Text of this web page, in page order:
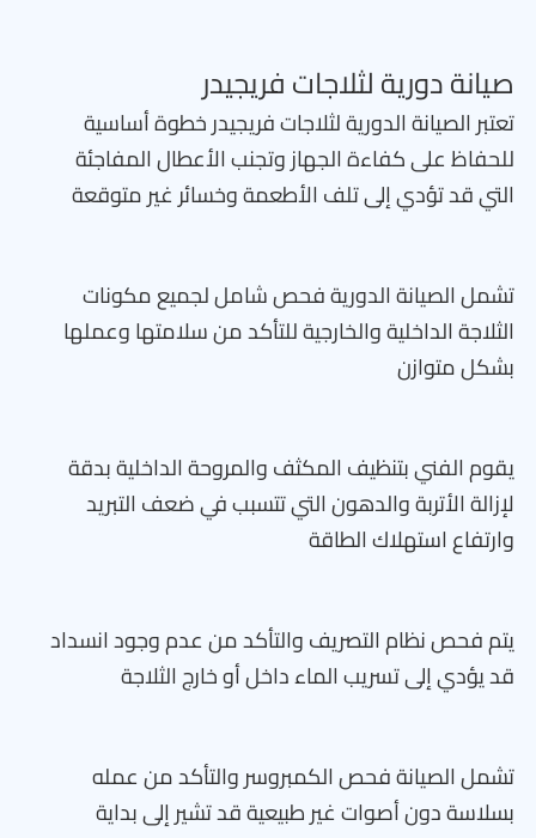
صيانة دورية لثلاجات فريجيدر
تعتبر الصيانة الدورية لثلاجات فريجيدر خطوة أساسية
للحفاظ على كفاءة الجهاز وتجنب الأعطال المفاجئة
التي قد تؤدي إلى تلف الأطعمة وخسائر غير متوقعة
تشمل الصيانة الدورية فحص شامل لجميع مكونات
الثلاجة الداخلية والخارجية للتأكد من سلامتها وعملها
بشكل متوازن
يقوم الفني بتنظيف المكثف والمروحة الداخلية بدقة
لإزالة الأتربة والدهون التي تتسبب في ضعف التبريد
وارتفاع استهلاك الطاقة
يتم فحص نظام التصريف والتأكد من عدم وجود انسداد
قد يؤدي إلى تسريب الماء داخل أو خارج الثلاجة
تشمل الصيانة فحص الكمبروسر والتأكد من عمله
بسلاسة دون أصوات غير طبيعية قد تشير إلى بداية